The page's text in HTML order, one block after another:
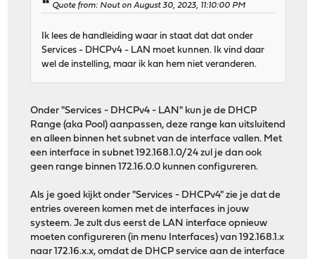
Quote from: Nout on August 30, 2023, 11:10:00 PM
Ik lees de handleiding waar in staat dat dat onder
Services - DHCPv4 - LAN moet kunnen. Ik vind daar
wel de instelling, maar ik kan hem niet veranderen.
Onder "Services - DHCPv4 - LAN" kun je de DHCP
Range (aka Pool) aanpassen, deze range kan uitsluitend
en alleen binnen het subnet van de interface vallen. Met
een interface in subnet 192.168.1.0/24 zul je dan ook
geen range binnen 172.16.0.0 kunnen configureren.
Als je goed kijkt onder "Services - DHCPv4" zie je dat de
entries overeen komen met de interfaces in jouw
systeem. Je zult dus eerst de LAN interface opnieuw
moeten configureren (in menu Interfaces) van 192.168.1.x
naar 172.16.x.x, omdat de DHCP service aan de interface